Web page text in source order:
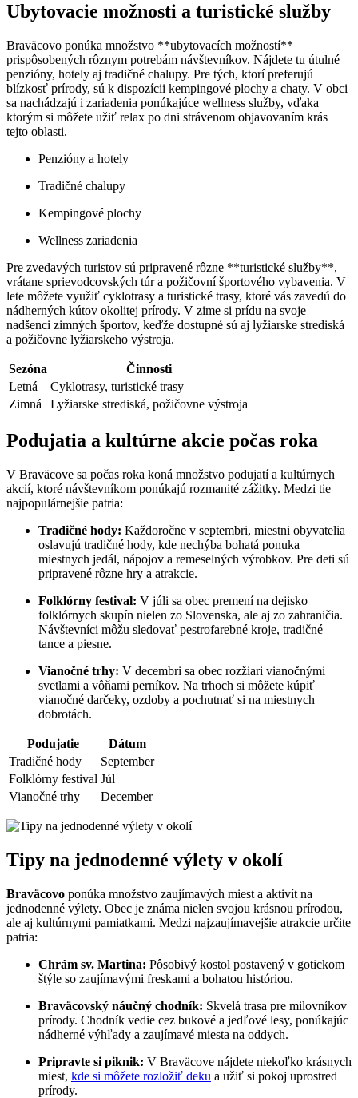
Ubytovacie možnosti a turistické služby
Braväcovo ponúka množstvo **ubytovacích možností**
prispôsobených rôznym potrebám návštevníkov. Nájdete tu útulné
penzióny, hotely aj tradičné chalupy. Pre tých, ktorí preferujú
blízkosť prírody, sú k dispozícii kempingové plochy a chaty. V obci
sa nachádzajú i zariadenia ponúkajúce wellness služby, vďaka
ktorým si môžete užiť relax po dni strávenom objavovaním krás
tejto oblasti.
Penzióny a hotely
Tradičné chalupy
Kempingové plochy
Wellness zariadenia
Pre zvedavých turistov sú pripravené rôzne **turistické služby**,
vrátane sprievodcovských túr a požičovní športového vybavenia. V
lete môžete využiť cyklotrasy a turistické trasy, ktoré vás zavedú do
nádherných kútov okolitej prírody. V zime si prídu na svoje
nadšenci zimných športov, keďže dostupné sú aj lyžiarske strediská
a požičovne lyžiarskeho výstroja.
Sezóna
Činnosti
Letná
Cyklotrasy, turistické trasy
Zimná
Lyžiarske strediská, požičovne výstroja
Podujatia a kultúrne akcie počas roka
V Braväcove sa počas roka koná množstvo podujatí a kultúrnych
akcií, ktoré návštevníkom ponúkajú rozmanité zážitky. Medzi tie
najpopulárnejšie patria:
Tradičné hody: Každoročne v septembri, miestni obyvatelia
oslavujú tradičné hody, kde nechýba bohatá ponuka
miestnych jedál, nápojov a remeselných výrobkov. Pre deti sú
pripravené rôzne hry a atrakcie.
Folklórny festival: V júli sa obec premení na dejisko
folklórnych skupín nielen zo Slovenska, ale aj zo zahraničia.
Návštevníci môžu sledovať pestrofarebné kroje, tradičné
tance a piesne.
Vianočné trhy: V decembri sa obec rozžiari vianočnými
svetlami a vôňami perníkov. Na trhoch si môžete kúpiť
vianočné darčeky, ozdoby a pochutnať si na miestnych
dobrotách.
Podujatie
Dátum
Tradičné hody
September
Folklórny festival Júl
Vianočné trhy
December
Tipy na jednodenné výlety v okolí
Braväcovo ponúka množstvo zaujímavých miest a aktivít na
jednodenné výlety. Obec je známa nielen svojou krásnou prírodou,
ale aj kultúrnymi pamiatkami. Medzi najzaujímavejšie atrakcie určite
patria:
Chrám sv. Martina: Pôsobivý kostol postavený v gotickom
štýle so zaujímavými freskami a bohatou históriou.
Braväcovský náučný chodník: Skvelá trasa pre milovníkov
prírody. Chodník vedie cez bukové a jedľové lesy, ponúkajúc
nádherné výhľady a zaujímavé miesta na oddych.
Pripravte si piknik: V Braväcove nájdete niekoľko krásnych
miest, kde si môžete rozložiť deku a užiť si pokoj uprostred
prírody.